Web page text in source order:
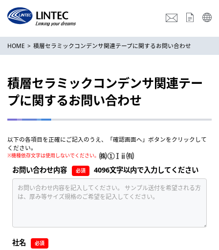
HOME 積層セラミックコンデンサ関連テープに関するお問い合わせ
積層セラミックコンデンサ関連テー
プに関するお問い合わせ
以下の各項目を正確にご記入のうえ、「確認画面へ」ボタンをクリックして
ください。
※機種依存文字は使用しないでください。
お問い合わせ内容 必須 4096文字以内で入力してください
社名 必須